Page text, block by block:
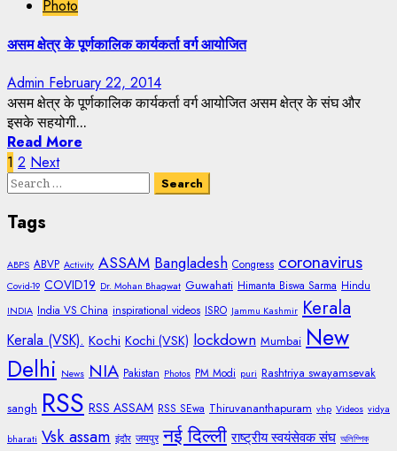
Photo
असम क्षेत्र के पूर्णकालिक कार्यकर्ता वर्ग आयोजित
Admin February 22, 2014
असम क्षेत्र के पूर्णकालिक कार्यकर्ता वर्ग आयोजित असम क्षेत्र के संघ और
इसके सहयोगी...
Read More
Posts
navigation
1 2 Next
Search
Tags
ABPS ABVP Activity ASSAM Bangladesh Congress coronavirus
Covid-19 COVID19 Dr. Mohan Bhagwat Guwahati Himanta Biswa Sarma Hindu
INDIA India VS China inspirational videos ISRO Jammu Kashmir Kerala
Kerala (VSK). Kochi Kochi (VSK) lockdown Mumbai New
Delhi News NIA Pakistan Photos PM Modi puri Rashtriya swayamsevak
sangh RSS RSS ASSAM RSS SEwa Thiruvananthapuram vhp Videos vidya
bharati Vsk assam इंदौर जयपुर नई दिल्ली राष्ट्रीय स्वयंसेवक संघ অলিম্পিক